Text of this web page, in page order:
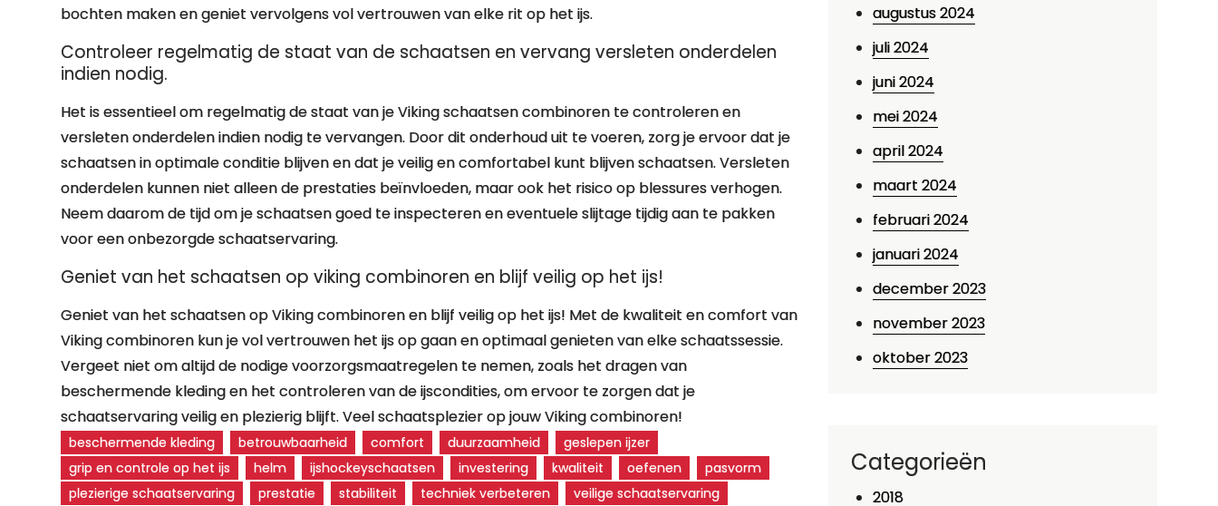
bochten maken en geniet vervolgens vol vertrouwen van elke rit op het ijs.
Controleer regelmatig de staat van de schaatsen en vervang versleten onderdelen
indien nodig.
Het is essentieel om regelmatig de staat van je Viking schaatsen combinoren te controleren en
versleten onderdelen indien nodig te vervangen. Door dit onderhoud uit te voeren, zorg je ervoor dat je
schaatsen in optimale conditie blijven en dat je veilig en comfortabel kunt blijven schaatsen. Versleten
onderdelen kunnen niet alleen de prestaties beïnvloeden, maar ook het risico op blessures verhogen.
Neem daarom de tijd om je schaatsen goed te inspecteren en eventuele slijtage tijdig aan te pakken
voor een onbezorgde schaatservaring.
Geniet van het schaatsen op viking combinoren en blijf veilig op het ijs!
Geniet van het schaatsen op Viking combinoren en blijf veilig op het ijs! Met de kwaliteit en comfort van
Viking combinoren kun je vol vertrouwen het ijs op gaan en optimaal genieten van elke schaatssessie.
Vergeet niet om altijd de nodige voorzorgsmaatregelen te nemen, zoals het dragen van
beschermende kleding en het controleren van de ijscondities, om ervoor te zorgen dat je
schaatservaring veilig en plezierig blijft. Veel schaatsplezier op jouw Viking combinoren!
beschermende kleding betrouwbaarheid comfort duurzaamheid
geslepen ijzer
grip en controle op het ijs
helm ijshockeyschaatsen investering kwaliteit oefenen
pasvorm
plezierige schaatservaring
prestatie stabiliteit techniek verbeteren
veilige schaatservaring
augustus 2024
juli 2024
juni 2024
mei 2024
april 2024
maart 2024
februari 2024
januari 2024
december 2023
november 2023
oktober 2023
Categorieën
2018